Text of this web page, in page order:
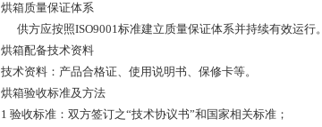
烘箱质量保证体系
供方应按照ISO9001标准建立质量保证体系并持续有效运行。
烘箱配备技术资料
技术资料：产品合格证、使用说明书、保修卡等。
烘箱验收标准及方法
1 验收标准：双方签订之“技术协议书”和国家相关标准；